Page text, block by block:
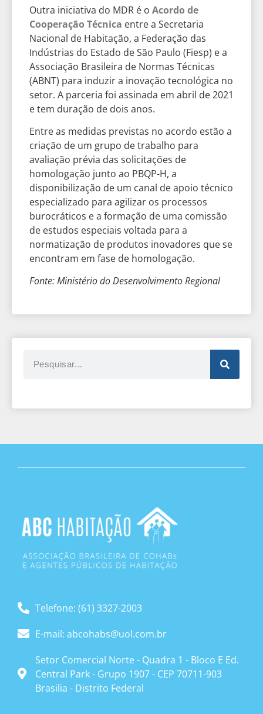
Outra iniciativa do MDR é o Acordo de
Cooperação Técnica entre a Secretaria
Nacional de Habitação, a Federação das
Indústrias do Estado de São Paulo (Fiesp) e a
Associação Brasileira de Normas Técnicas
(ABNT) para induzir a inovação tecnológica no
setor. A parceria foi assinada em abril de 2021
e tem duração de dois anos.
Entre as medidas previstas no acordo estão a
criação de um grupo de trabalho para
avaliação prévia das solicitações de
homologação junto ao PBQP-H, a
disponibilização de um canal de apoio técnico
especializado para agilizar os processos
burocráticos e a formação de uma comissão
de estudos especiais voltada para a
normatização de produtos inovadores que se
encontram em fase de homologação.
Fonte: Ministério do Desenvolvimento Regional
Telefone: (61) 3327-2003
E-mail: abcohabs@uol.com.br
Setor Comercial Norte - Quadra 1 - Bloco E Ed.
Central Park - Grupo 1907 - CEP 70711-903
Brasilia - Distrito Federal